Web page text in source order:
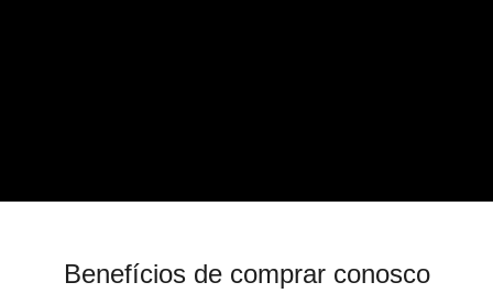
Benefícios de comprar conosco